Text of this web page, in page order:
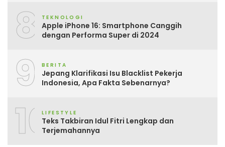
8 TEKNOLOGI
Apple iPhone 16: Smartphone Canggih
dengan Performa Super di 2024
9 BERITA
Jepang Klarifikasi Isu Blacklist Pekerja
Indonesia, Apa Fakta Sebenarnya?
10LIFESTYLE
Teks Takbiran Idul Fitri Lengkap dan
Terjemahannya